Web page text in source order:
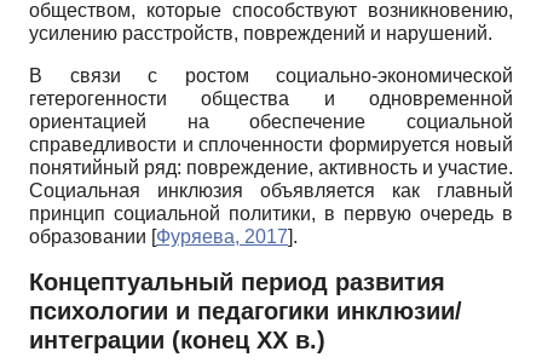
обществом, которые способствуют возникновению,
усилению расстройств, повреждений и нарушений.
В связи с ростом социально-экономической
гетерогенности общества и одновременной
ориентацией на обеспечение социальной
справедливости и сплоченности формируется новый
понятийный ряд: повреждение, активность и участие.
Социальная инклюзия объявляется как главный
принцип социальной политики, в первую очередь в
образовании [Фуряева, 2017].
Концептуальный период развития
психологии и педагогики инклюзии/
интеграции (конец ХХ в.)